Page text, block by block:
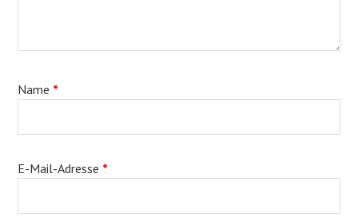
Name *
E-Mail-Adresse *